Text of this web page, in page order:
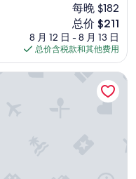
每晚 $182
新
价
格
$211
总价 $211
8 月 12 日 - 8 月 13 日
总价含税款和其他费用